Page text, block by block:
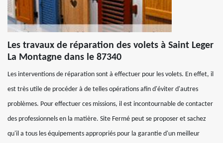
Les travaux de réparation des volets à Saint Leger
La Montagne dans le 87340
Les interventions de réparation sont à effectuer pour les volets. En effet, il
est très utile de procéder à de telles opérations afin d'éviter d'autres
problèmes. Pour effectuer ces missions, il est incontournable de contacter
des professionnels en la matière. Site Fermé peut se proposer et sachez
qu'il a tous les équipements appropriés pour la garantie d'un meilleur